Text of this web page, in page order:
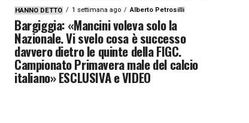
HANNO DETTO 1 settimana ago Alberto Petrosilli
Bargiggia: «Mancini voleva solo la
Nazionale. Vi svelo cosa è successo
davvero dietro le quinte della FIGC.
Campionato Primavera male del calcio
italiano» ESCLUSIVA e VIDEO